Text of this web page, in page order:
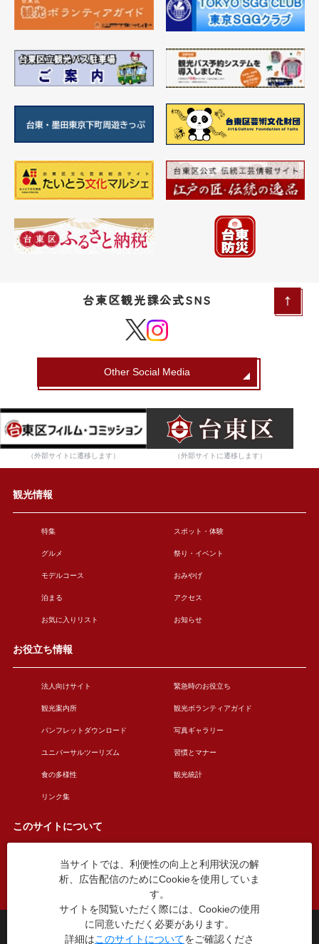
台東区観光課公式SNS
Other Social Media
（外部サイトに遷移します） （外部サイトに遷移します）
観光情報
特集 スポット・体験
グルメ 祭り・イベント
モデルコース おみやげ
泊まる アクセス
お気に入りリスト お知らせ
お役立ち情報
法人向けサイト 緊急時のお役立ち
観光案内所 観光ボランティアガイド
パンフレットダウンロード 写真ギャラリー
ユニバーサルツーリズム 習慣とマナー
食の多様性 観光統計
リンク集
このサイトについて
このサイトについて 広告掲載について
お問い合わせ
台東区役所観光課
〒110-8615 東京都台東区東上野4丁目5番6号
当サイトでは、利便性の向上と利用状況の解
析、広告配信のためにCookieを使用していま
す。
サイトを閲覧いただく際には、Cookieの使用
に同意いただく必要があります。
詳細はこのサイトについてをご確認くださ